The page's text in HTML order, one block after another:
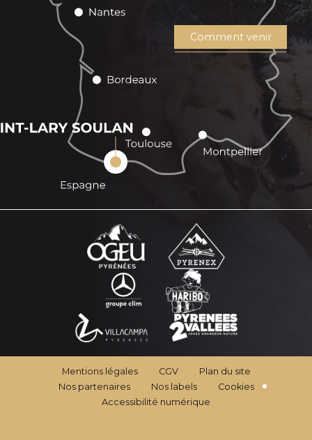
Comment venir
Mentions légales CGV
Plan du site
Nos partenaires
Nos labels
Cookies
Accessibilité numérique